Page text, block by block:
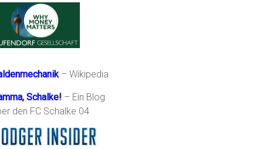
– Wikipedia
Schalke! – Ein Blog
den FC Schalke 04